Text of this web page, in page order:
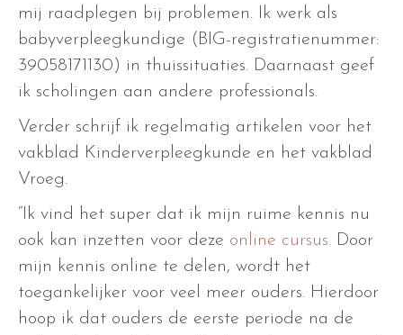
mij raadplegen bij problemen. Ik werk als
babyverpleegkundige (BIG-registratienummer:
39058171130) in thuissituaties. Daarnaast geef
ik scholingen aan andere professionals.
Verder schrijf ik regelmatig artikelen voor het
vakblad Kinderverpleegkunde en het vakblad
Vroeg.
“Ik vind het super dat ik mijn ruime kennis nu
ook kan inzetten voor deze online cursus. Door
mijn kennis online te delen, wordt het
toegankelijker voor veel meer ouders. Hierdoor
hoop ik dat ouders de eerste periode na de